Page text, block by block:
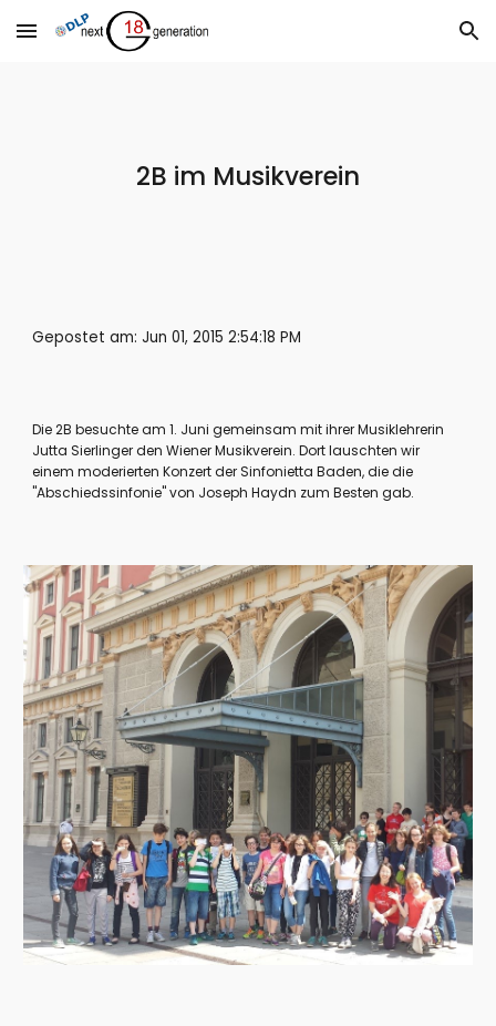
Skip to main content Skip to navigation
2B im Musikverein
Gepostet am: Jun 01, 2015 2:54:18 PM
Die 2B besuchte am 1. Juni gemeinsam mit ihrer Musiklehrerin
Jutta Sierlinger den Wiener Musikverein. Dort lauschten wir
einem moderierten Konzert der Sinfonietta Baden, die die
"Abschiedssinfonie" von Joseph Haydn zum Besten gab.